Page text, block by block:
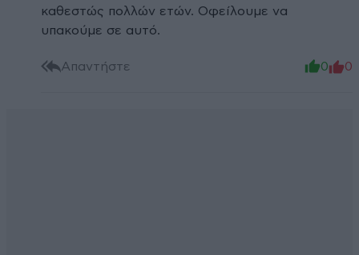
καθεστώς πολλών ετών. Οφείλουμε να
υπακούμε σε αυτό.
Απαντήστε 0 0